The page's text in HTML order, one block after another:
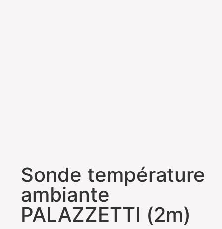
Sonde température
ambiante
PALAZZETTI (2m)